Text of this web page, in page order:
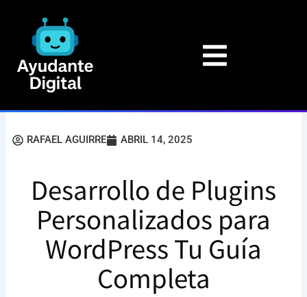
contenido
RAFAEL AGUIRRE ABRIL 14, 2025
Desarrollo de Plugins
Personalizados para
WordPress Tu Guía
Completa